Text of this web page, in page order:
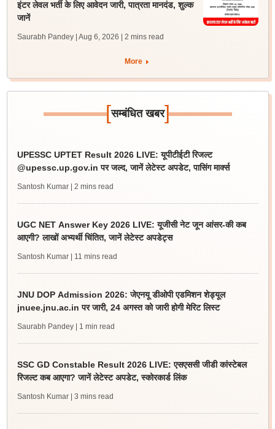
इंटर लेवल भर्ती के लिए आवेदन जारी, पात्रता मानदंड, शुल्क
जानें
Saurabh Pandey | Aug 6, 2026 | 2 mins read
More
[सम्बंधित खबर]
UPESSC UPTET Result 2026 LIVE: यूपीटीईटी रिजल्ट
@upessc.up.gov.in पर जल्द, जानें लेटेस्ट अपडेट, पासिंग मार्क्स
Santosh Kumar | 2 mins read
UGC NET Answer Key 2026 LIVE: यूजीसी नेट जून आंसर-की कब
आएगी? लाखों अभ्यर्थी चिंतित, जानें लेटेस्ट अपडेट्स
Santosh Kumar | 11 mins read
JNU DOP Admission 2026: जेएनयू डीओपी एडमिशन शेड्यूल
jnuee.jnu.ac.in पर जारी, 24 अगस्त को जारी होगी मेरिट लिस्ट
Saurabh Pandey | 1 min read
SSC GD Constable Result 2026 LIVE: एसएससी जीडी कांस्टेबल
रिजल्ट कब आएगा? जानें लेटेस्ट अपडेट, स्कोरकार्ड लिंक
Santosh Kumar | 3 mins read